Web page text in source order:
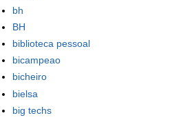
bh
BH
biblioteca pessoal
bicampeao
bicheiro
bielsa
big techs